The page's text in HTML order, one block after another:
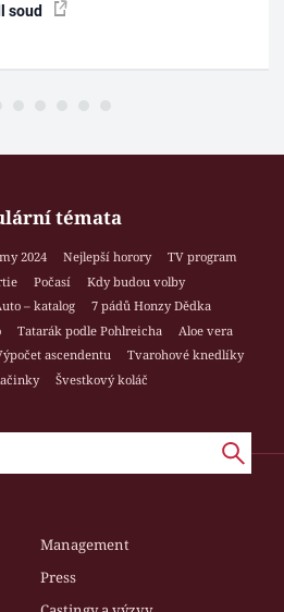
soud
témata
2024 Nejlepší horory
TV program
Počasí
Kdy budou volby
– katalog
7 pádů Honzy Dědka
Tatarák podle Pohlreicha
Aloe vera
ascendentu
Tvarohové knedlíky
Švestkový koláč
Management
Press